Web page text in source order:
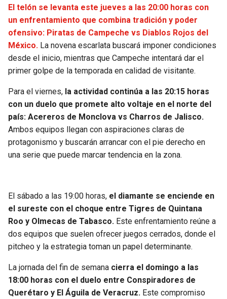
VIKINGS
FALCONS
PANTHERS
BUCCANEERS
THUNDER
TRAIL BLAZERS
JAZZ
El telón se levanta este jueves a las 20:00 horas con
un enfrentamiento que combina tradición y poder
ofensivo: Piratas de Campeche vs Diablos Rojos del
México. La novena escarlata buscará imponer condiciones
desde el inicio, mientras que Campeche intentará dar el
primer golpe de la temporada en calidad de visitante.
Para el viernes, la actividad continúa a las 20:15 horas
con un duelo que promete alto voltaje en el norte del
país: Acereros de Monclova vs Charros de Jalisco.
Ambos equipos llegan con aspiraciones claras de
protagonismo y buscarán arrancar con el pie derecho en
una serie que puede marcar tendencia en la zona.
El sábado a las 19:00 horas, el diamante se enciende en
el sureste con el choque entre Tigres de Quintana
Roo y Olmecas de Tabasco. Este enfrentamiento reúne a
dos equipos que suelen ofrecer juegos cerrados, donde el
pitcheo y la estrategia toman un papel determinante.
La jornada del fin de semana cierra el domingo a las
18:00 horas con el duelo entre Conspiradores de
Querétaro y El Águila de Veracruz. Este compromiso